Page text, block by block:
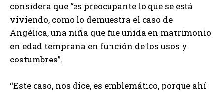
considera que “es preocupante lo que se está
viviendo, como lo demuestra el caso de
Angélica, una niña que fue unida en matrimonio
en edad temprana en función de los usos y
costumbres”.
“Este caso, nos dice, es emblemático, porque ahí